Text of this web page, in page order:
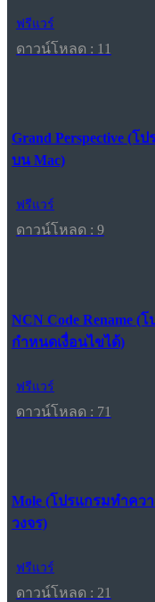
ฟรีแวร์
ดาวน์โหลด : 11
Grand Perspective (
บน Mac)
ฟรีแวร์
ดาวน์โหลด : 9
NCN Code Rename
กำหนดเงื่อนไขได้)
ฟรีแวร์
ดาวน์โหลด : 71
Mole (โปรแกรมทำคว
วงจร)
ฟรีแวร์
ดาวน์โหลด : 21